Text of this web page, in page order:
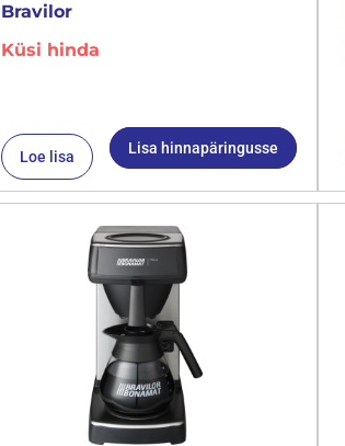
Bravilor
Küsi hinda
Loe lisa Lisa hinnapäringusse